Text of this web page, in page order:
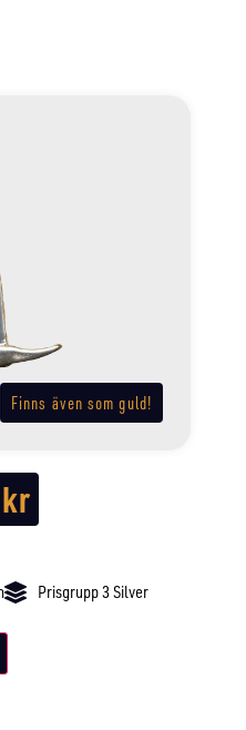
Finns även som guld!
kr
Prisgrupp 3 Silver